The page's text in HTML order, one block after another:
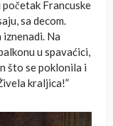
Francuske
sa decom.
Na
u spavaćici,
što se poklonila i
kraljica!”